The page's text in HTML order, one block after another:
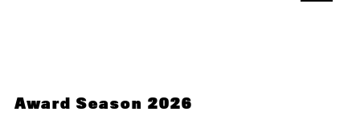
Award Season 2026